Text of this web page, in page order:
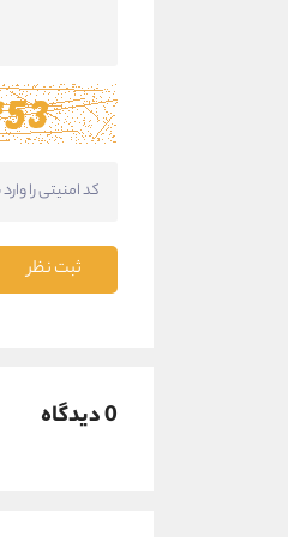
ثبت نظر
0 دیدگاه